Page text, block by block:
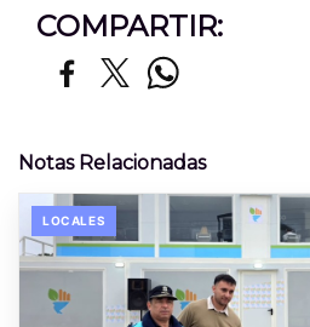
COMPARTIR:
Notas Relacionadas
LOCALES